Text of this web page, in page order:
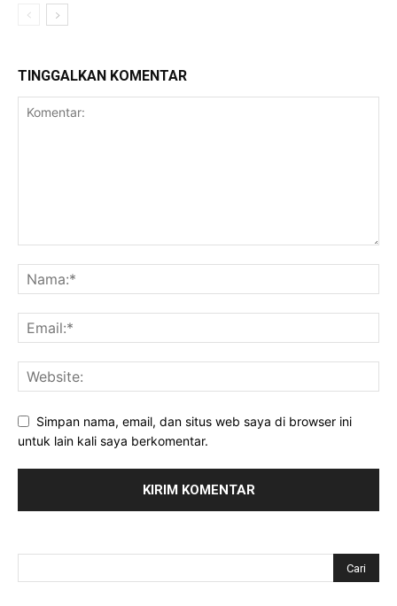
TINGGALKAN KOMENTAR
Simpan nama, email, dan situs web saya di browser ini
untuk lain kali saya berkomentar.